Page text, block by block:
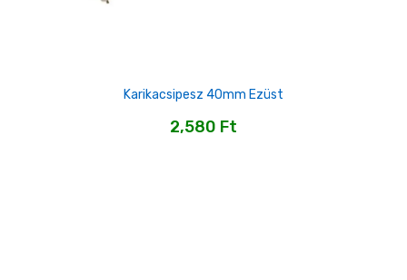
Karikacsipesz 40mm Ezüst
2,580 Ft